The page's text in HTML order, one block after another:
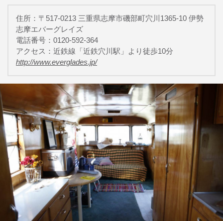
住所：〒517-0213 三重県志摩市磯部町穴川1365-10 伊勢
志摩エバーグレイズ
電話番号：0120-592-364
アクセス：近鉄線「近鉄穴川駅」より徒歩10分
http://www.everglades.jp/